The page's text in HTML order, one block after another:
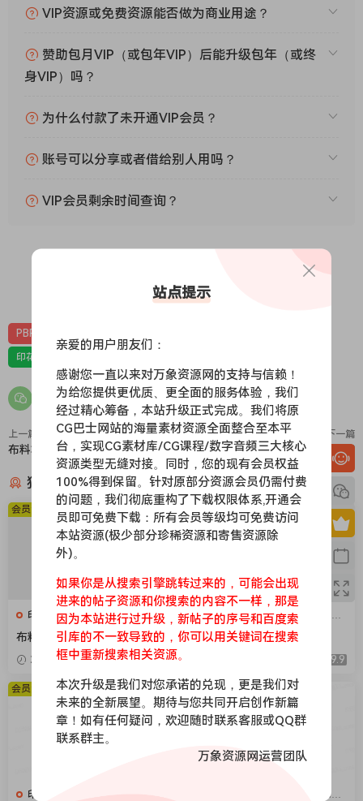
VIP资源或免费资源能否做为商业用途？
赞助包月VIP（或包年VIP）后能升级包年（或终
身VIP）吗？
为什么付款了未开通VIP会员？
账号可以分享或者借给别人用吗？
VIP会员剩余时间查询？
0 0
PBR-布料
印花，亚麻，针织，仿皮，布匹，家纺，绒布
上一篇
布料320
下一篇
布料318
猜你喜欢
印花，亚麻，针织，仿皮，布
匹，家纺，绒布
布料376
2026-04-08 9.9
会员免费
印花，亚麻，针织，仿皮，布
匹，家纺，绒布
布料375
9.9
会员免费
印花，亚麻，针织，仿皮，布
会员免费
印花，亚麻，针织，仿皮，布
会员免费
站点提示
亲爱的用户朋友们：
感谢您一直以来对万象资源网的支持与信赖！
为给您提供更优质、更全面的服务体验，我们
经过精心筹备，本站升级正式完成。我们将原
CG巴士网站的海量素材资源全面整合至本平
台，实现CG素材库/CG课程/数字音频三大核心
资源类型无缝对接。同时，您的现有会员权益
100%得到保留。针对原部分资源会员仍需付费
的问题，我们彻底重构了下载权限体系,开通会
员即可免费下载：所有会员等级均可免费访问
本站资源(极少部分珍稀资源和寄售资源除
外)。
如果你是从搜索引擎跳转过来的，可能会出现
进来的帖子资源和你搜索的内容不一样，那是
因为本站进行过升级，新帖子的序号和百度索
引库的不一致导致的，你可以用关键词在搜索
框中重新搜索相关资源。
本次升级是我们对您承诺的兑现，更是我们对
未来的全新展望。期待与您共同开启创作新篇
章！如有任何疑问，欢迎随时联系客服或QQ群
联系群主。
万象资源网运营团队